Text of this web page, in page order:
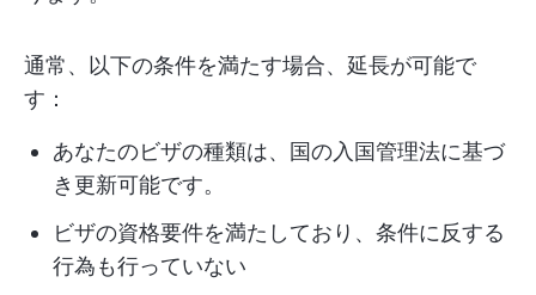
通常、以下の条件を満たす場合、延長が可能で
す：
あなたのビザの種類は、国の入国管理法に基づ
き更新可能です。
ビザの資格要件を満たしており、条件に反する
行為も行っていない